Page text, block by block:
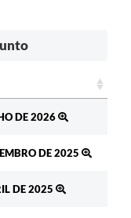
DE 2026
DE 2025
DE 2025